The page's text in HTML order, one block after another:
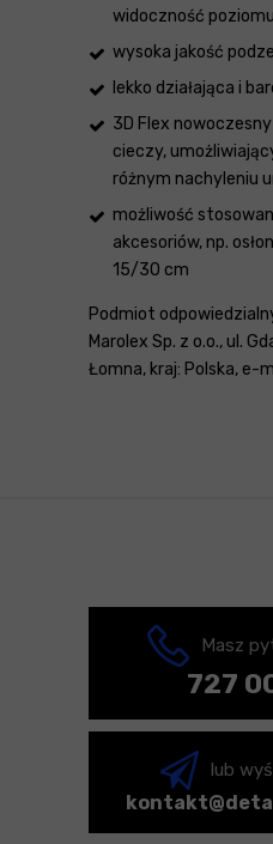
widoczność
wysoka jakość
lekko działająca i
3D Flex
cieczy,
różnym nachyleniu
możliwość
akcesoriów, np.
15/30 cm
Podmiot
Marolex Sp. z o.o., ul.
Łomna, kraj: Polska, e-
Masz
727
lub